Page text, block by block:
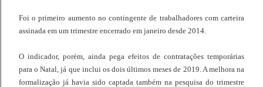
Foi o primeiro aumento no contingente de trabalhadores com carteira
assinada em um trimestre encerrado em janeiro desde 2014.
O indicador, porém, ainda pega efeitos de contratações temporárias
para o Natal, já que inclui os dois últimos meses de 2019. A melhora na
formalização já havia sido captada também na pesquisa do trimestre